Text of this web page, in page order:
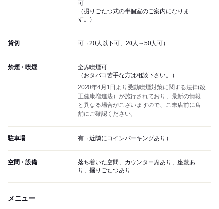
可
（掘りごたつ式の半個室のご案内になりま
す。）
貸切 可（20人以下可、20人～50人可）
禁煙・喫煙
全席喫煙可
（おタバコ苦手な方は相談下さい。）
2020年4月1日より受動喫煙対策に関する法律(改
正健康増進法）が施行されており、最新の情報
と異なる場合がございますので、ご来店前に店
舗にご確認ください。
駐車場 有（近隣にコインパーキングあり）
空間・設備
落ち着いた空間、カウンター席あり、座敷あ
り、掘りごたつあり
メニュー